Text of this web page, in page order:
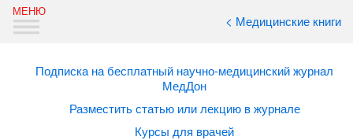
< Медицинские книги
Подписка на бесплатный научно-медицинский журнал
МедДон
Разместить статью или лекцию в журнале
Курсы для врачей